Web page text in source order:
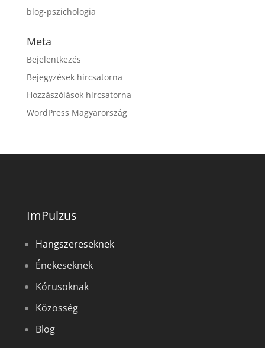
blog-pszichologia
Meta
Bejelentkezés
Bejegyzések hírcsatorna
Hozzászólások hírcsatorna
WordPress Magyarország
ImPulzus
Hangszereseknek
Énekeseknek
Kórusoknak
Közösség
Blog